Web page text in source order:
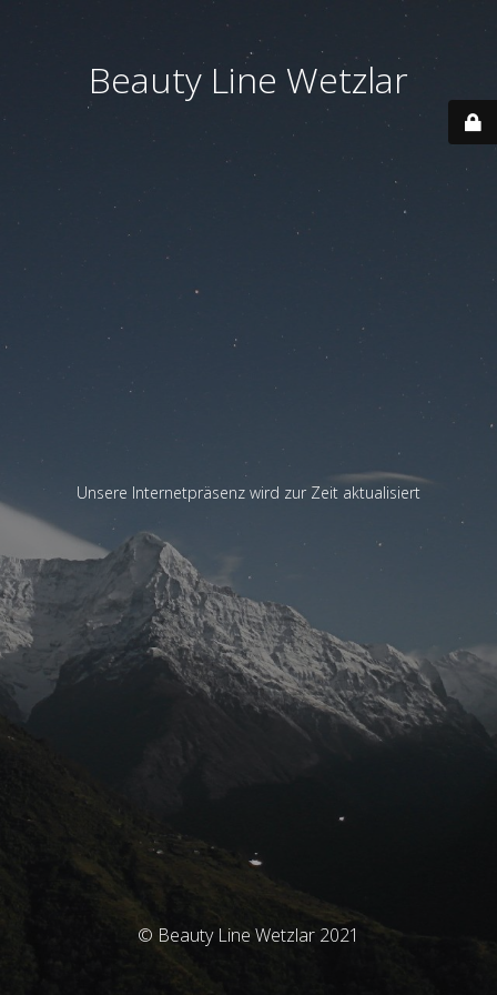
Beauty Line Wetzlar
Unsere Internetpräsenz wird zur Zeit aktualisiert
© Beauty Line Wetzlar 2021